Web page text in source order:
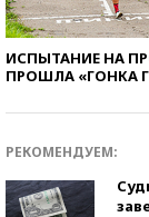
ИСПЫТАНИЕ НА
ПРОШЛА «ГОНКА
РЕКОМЕНДУЕМ: